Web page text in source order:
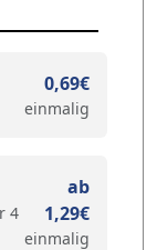
0,69€
einmalig
4
ab
1,29€
einmalig